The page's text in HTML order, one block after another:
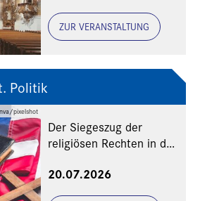
ZUR VERANSTALTUNG
pixelshot
Politik
Der Siegeszug der
religiösen Rechten in den
20.07.2026